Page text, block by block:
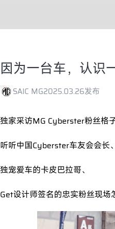
因为一台车，认识
SAIC MG2025.03.26发布
独家采访MG Cyberster粉丝格
听听中国Cyberster车友会会长、
独宠爱车的卡皮巴拉哥、
Get设计师签名的忠实粉丝现场